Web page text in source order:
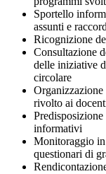
Sportello
assunti e
Ricognizione
Consultazione
delle iniziative
circolare
rivolto ai
informativi
Monitoraggio
questionari di